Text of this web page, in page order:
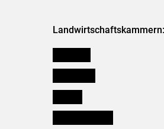
Landwirtschaftskammern: